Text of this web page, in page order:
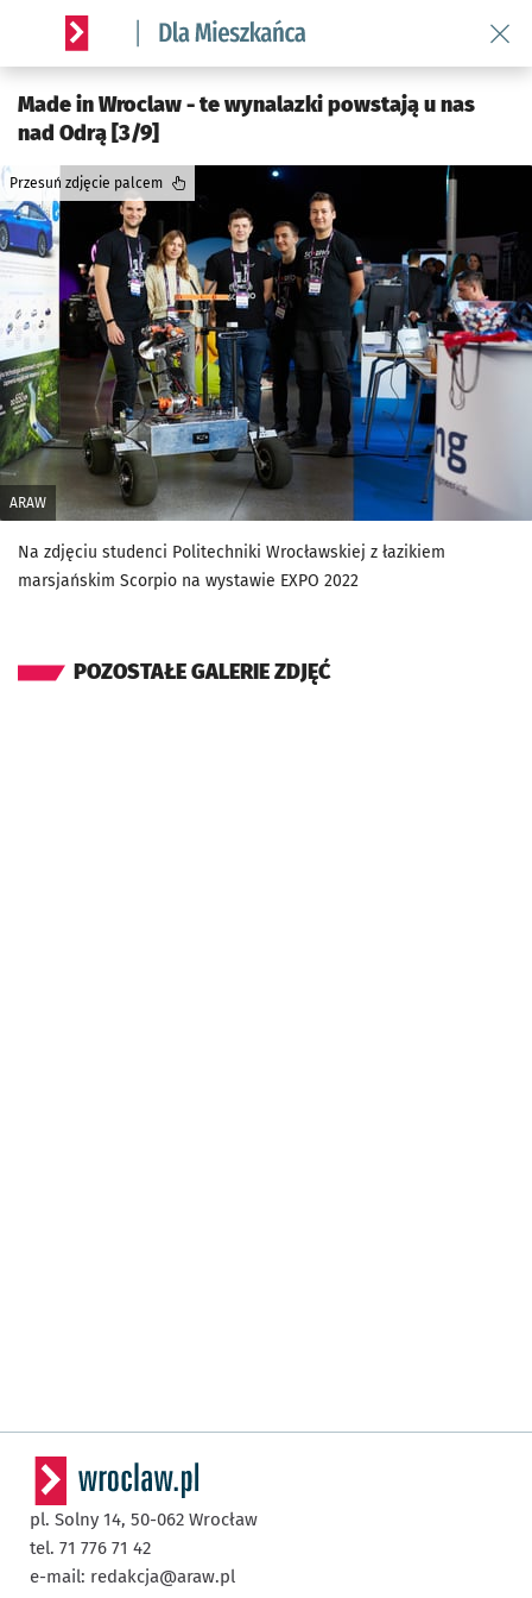
Serwis informacyjny wroclaw.pl podserwis: Dla mieszkańca
Made in Wroclaw - te wynalazki powstają u nas
nad Odrą [3/9]
ARAW
Przesuń zdjęcie palcem
Na zdjęciu studenci Politechniki Wrocławskiej z łazikiem
marsjańskim Scorpio na wystawie EXPO 2022
POZOSTAŁE GALERIE ZDJĘĆ
pl. Solny 14, 50-062 Wrocław
tel. 71 776 71 42
e-mail: redakcja@araw.pl